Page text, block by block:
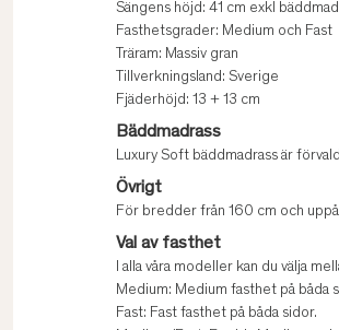
Sängens höjd: 41 cm exkl
Fasthetsgrader: Medium och Fast
Träram: Massiv gran
Tillverkningsland: Sverige
Fjäderhöjd: 13 + 13 cm
Bäddmadrass
Luxury Soft bäddmadrass är
Övrigt
För bredder från 160 cm och
Val av fasthet
I alla våra modeller kan du välja
Medium: Medium fasthet på båda
Fast: Fast fasthet på båda sidor.